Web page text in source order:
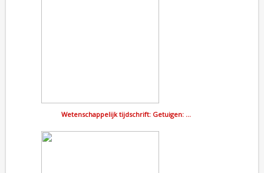
Wetenschappelijk tijdschrift: Getuigen: …